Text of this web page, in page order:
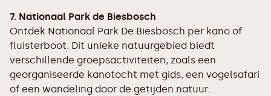
7. Nationaal Park de Biesbosch
Ontdek Nationaal Park De Biesbosch per kano of
fluisterboot. Dit unieke natuurgebied biedt
verschillende groepsactiviteiten, zoals een
georganiseerde kanotocht met gids, een vogelsafari
of een wandeling door de getijden natuur.